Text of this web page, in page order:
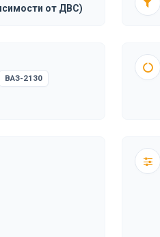
от ДВС)
ВАЗ-2130